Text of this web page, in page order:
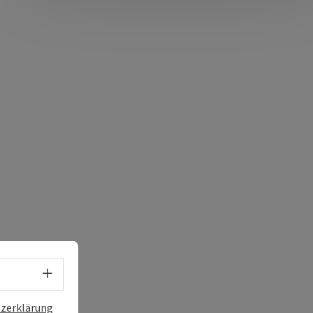
Sprachwahl - Menü öffnen